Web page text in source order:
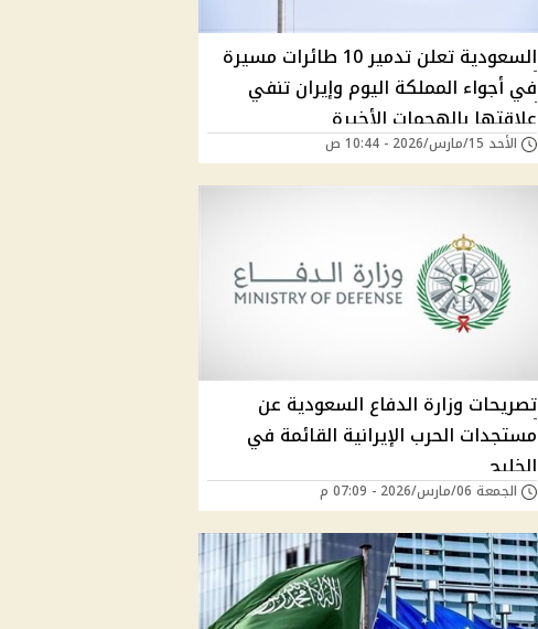
السعودية تعلن تدمير 10 طائرات مسيرة
في أجواء المملكة اليوم وإيران تنفي
علاقتها بالهجمات الأخيرة
الأحد 15/مارس/2026 - 10:44 ص
تصريحات وزارة الدفاع السعودية عن
مستجدات الحرب الإيرانية القائمة في
الخليج
الجمعة 06/مارس/2026 - 07:09 م